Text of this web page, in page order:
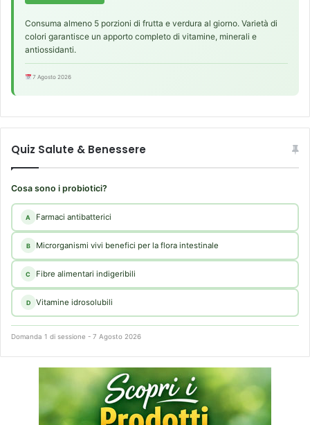
Consuma almeno 5 porzioni di frutta e verdura al giorno. Varietà di
colori garantisce un apporto completo di vitamine, minerali e
antiossidanti.
7 Agosto 2026
Quiz Salute & Benessere
Cosa sono i probiotici?
A Farmaci antibatterici
B Microrganismi vivi benefici per la flora intestinale
C Fibre alimentari indigeribili
D Vitamine idrosolubili
Domanda 1 di sessione - 7 Agosto 2026